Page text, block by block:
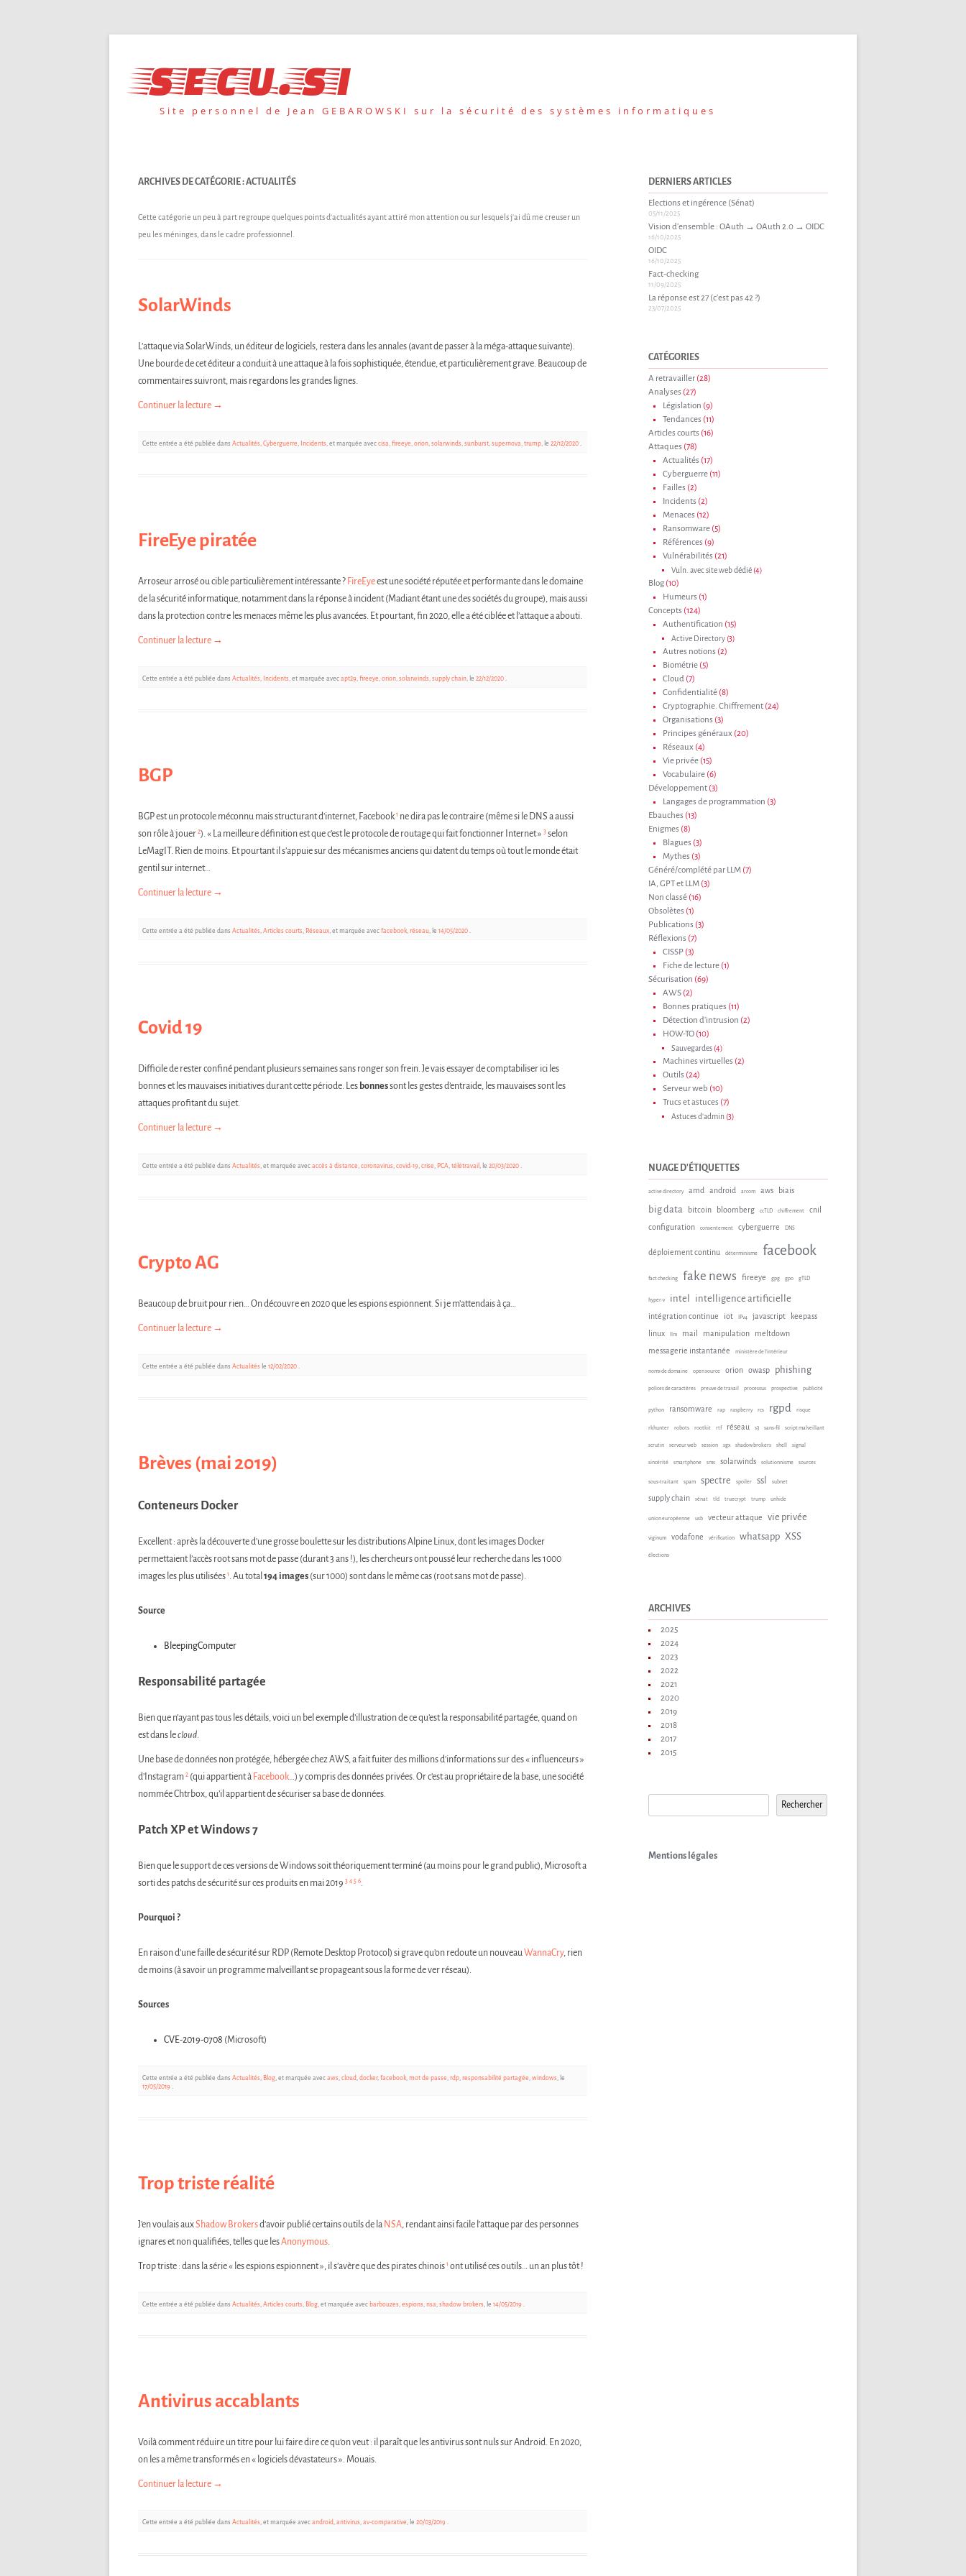
Aller
secu.si
Site personnel de Jean GEBAROWSKI sur la sécurité des systèmes informatiques
ARCHIVES DE CATÉGORIE :ACTUALITÉS
Cette catégorie un peu à part regroupe quelques points d’actualités ayant attiré mon attention ou sur lesquels j’ai dû me creuser un
peu les méninges, dans le cadre professionnel.
SolarWinds
L’attaque via SolarWinds, un éditeur de logiciels, restera dans les annales (avant de passer à la méga-attaque suivante).
Une bourde de cet éditeur a conduit à une attaque à la fois sophistiquée, étendue, et particulièrement grave. Beaucoup de
commentaires suivront, mais regardons les grandes lignes.
Continuer la lecture →
Cette entrée a été publiée dans Actualités, Cyberguerre , Incidents, et marquée avec cisa , fireeye , orion, solarwinds, sunburst, supernova , trump, le 22/12/2020 .
FireEye piratée
Arroseur arrosé ou cible particulièrement intéressante ? FireEyeest une société réputée et performante dans le domaine
de la sécurité informatique, notamment dans la réponse à incident (Madiant étant une des sociétés du groupe), mais aussi
dans la protection contre les menaces même les plus avancées. Et pourtant, fin 2020, elle a été ciblée et l’attaque a abouti.
Continuer la lecture →
Cette entrée a été publiée dans Actualités, Incidents, et marquée avec apt29 , fireeye , orion, solarwinds, supply chain, le 22/12/2020 .
BGP
BGP est un protocole méconnu mais structurant d’internet, Facebook 1 ne dira pas le contraire (même si le DNS a aussi
son rôle à jouer 2). « La meilleure définition est que c’est le protocole de routage qui fait fonctionner Internet » 3 selon
LeMagIT. Rien de moins. Et pourtant il s’appuie sur des mécanismes anciens qui datent du temps où tout le monde était
gentil sur internet…
Continuer la lecture →
Cette entrée a été publiée dans Actualités, Articles courts, Réseaux, et marquée avec facebook, réseau, le 14/05/2020 .
Covid 19
Difficile de rester confiné pendant plusieurs semaines sans ronger son frein. Je vais essayer de comptabiliser ici les
bonnes et les mauvaises initiatives durant cette période. Les bonnessont les gestes d’entraide, les mauvaises sont les
attaques profitant du sujet.
Continuer la lecture →
Cette entrée a été publiée dans Actualités, et marquée avec accès à distance , coronavirus, covid-19 , crise , PCA, télétravail , le 20/03/2020 .
Crypto AG
Beaucoup de bruit pour rien… On découvre en 2020 que les espions espionnent. Si je m’attendais à ça…
Continuer la lecture →
Cette entrée a été publiée dans Actualités le 12/02/2020 .
Brèves (mai 2019)
Conteneurs Docker
Excellent : après la découverte d’une grosse boulette sur les distributions Alpine Linux, dont les images Docker
permettaient l’accès root sans mot de passe (durant 3 ans !), les chercheurs ont poussé leur recherche dans les 1000
images les plus utilisées 1 . Au total 194 images (sur 1000) sont dans le même cas (root sans mot de passe).
Source
BleepingComputer
Responsabilité partagée
Bien que n’ayant pas tous les détails, voici un bel exemple d’illustration de ce qu’est la responsabilité partagée, quand on
est dans lecloud.
Une base de données non protégée, hébergée chez AWS, a fait fuiter des millions d’informations sur des « influenceurs »
d’Instagram 2 (qui appartient à Facebook…) y compris des données privées. Or c’est au propriétaire de la base, une société
nommée Chtrbox, qu’il appartient de sécuriser sa base de données.
Patch XP et Windows 7
Bien que le support de ces versions de Windows soit théoriquement terminé (au moins pour le grand public), Microsoft a
sorti des patchs de sécurité sur ces produits en mai 2019 3 4 5 6.
Pourquoi ?
En raison d’une faille de sécurité sur RDP (Remote Desktop Protocol) si grave qu’on redoute un nouveauWannaCry, rien
de moins (à savoir un programme malveillant se propageant sous la forme de ver réseau).
Sources
CVE-2019-0708 (Microsoft)
Cette entrée a été publiée dans Actualités, Blog, et marquée avec aws, cloud, docker, facebook, mot de passe , rdp, responsabilité partagée , windows, le
17/05/2019 .
Trop triste réalité
J’en voulais auxShadow Brokersd’avoir publié certains outils de la NSA, rendant ainsi facile l’attaque par des personnes
ignares et non qualifiées, telles que lesAnonymous.
Trop triste : dans la série « les espions espionnent », il s’avère que des pirates chinois 1 ont utilisé ces outils… un an plus tôt !
Cette entrée a été publiée dans Actualités, Articles courts, Blog, et marquée avec barbouzes, espions, nsa , shadow brokers, le 14/05/2019 .
Antivirus accablants
Voilà comment réduire un titre pour lui faire dire ce qu’on veut : il paraît que les antivirus sont nuls sur Android. En 2020,
on les a même transformés en « logiciels dévastateurs ». Mouais.
Continuer la lecture →
Cette entrée a été publiée dans Actualités, et marquée avec android, antivirus, av-comparative , le 20/03/2019 .
DERNIERS ARTICLES
Elections et ingérence (Sénat)
05/11/2025
Vision d’ensemble : OAuth → OAuth 2.0 → OIDC
16/10/2025
OIDC
16/10/2025
Fact-checking
11/09/2025
La réponse est 27 (c’est pas 42 ?)
23/07/2025
CATÉGORIES
A retravailler (28)
Analyses (27)
Législation (9)
Tendances (11)
Articles courts (16)
Attaques (78)
Actualités (17)
Cyberguerre (11)
Failles (2)
Incidents (2)
Menaces (12)
Ransomware (5)
Références (9)
Vulnérabilités (21)
Vuln. avec site web dédié (4)
Blog(10)
Humeurs (1)
Concepts (124)
Authentification (15)
Active Directory (3)
Autres notions (2)
Biométrie (5)
Cloud (7)
Confidentialité (8)
Cryptographie. Chiffrement (24)
Organisations (3)
Principes généraux (20)
Réseaux (4)
Vie privée (15)
Vocabulaire (6)
Développement (3)
Langages de programmation (3)
Ebauches (13)
Enigmes (8)
Blagues (3)
Mythes (3)
Généré/complété par LLM (7)
IA, GPT et LLM (3)
Non classé (16)
Obsolètes (1)
Publications (3)
Réflexions (7)
CISSP (3)
Fiche de lecture (1)
Sécurisation (69)
AWS (2)
Bonnes pratiques (11)
Détection d'intrusion (2)
HOW-TO (10)
Sauvegardes (4)
Machines virtuelles (2)
Outils (24)
Serveur web (10)
Trucs et astuces (7)
Astuces d'admin (3)
NUAGE D'ÉTIQUETTES
active directory amd android arcom aws biais
big data bitcoin bloomberg ccTLD chiffrement
cnil
configuration
consentement cyberguerre DNS
déploiement continu déterminisme facebook
fact checking fake news fireeye gpg gpo gTLD
hyper-v intel intelligence artificielle
intégration continue iot IPv4 javascript
keepass
linux
llm mail manipulation
meltdown
messagerie instantanée
ministère de l'intérieur
noms de domaine open source orion owasp phishing
polices de caractères preuve de travail processus prospective publicité
python ransomware rap raspberry rcs rgpd risque
rkhunter robots rootkit rtf réseau s3 sans-fil script malveillant
scrutin serveur web session sgx shadow brokers shell signal
sincérité smartphone sms solarwinds solutionnisme sources
sous-traitant spam spectre spoiler ssl subnet
supply chain sénat tld truecrypt trump unhide
union européenne usb vecteur attaque vie privée
viginum vodafone vérification whatsapp XSS
élections
ARCHIVES
2025
2024
2023
2022
2021
2020
2019
2018
2017
2015
Rechercher
Mentions légales